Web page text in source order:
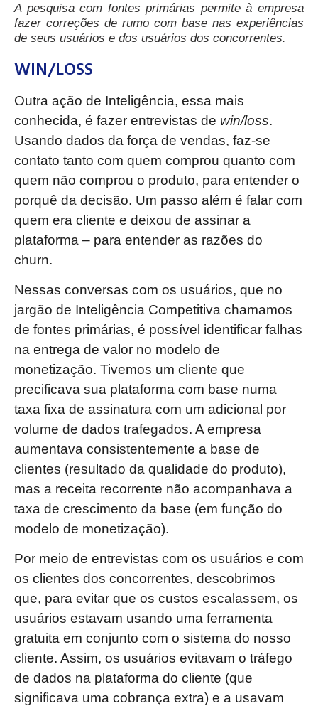
A pesquisa com fontes primárias permite à empresa
fazer correções de rumo com base nas experiências
de seus usuários e dos usuários dos concorrentes.
WIN/LOSS
Outra ação de Inteligência, essa mais
conhecida, é fazer entrevistas de win/loss.
Usando dados da força de vendas, faz-se
contato tanto com quem comprou quanto com
quem não comprou o produto, para entender o
porquê da decisão. Um passo além é falar com
quem era cliente e deixou de assinar a
plataforma – para entender as razões do
churn.
Nessas conversas com os usuários, que no
jargão de Inteligência Competitiva chamamos
de fontes primárias, é possível identificar falhas
na entrega de valor no modelo de
monetização. Tivemos um cliente que
precificava sua plataforma com base numa
taxa fixa de assinatura com um adicional por
volume de dados trafegados. A empresa
aumentava consistentemente a base de
clientes (resultado da qualidade do produto),
mas a receita recorrente não acompanhava a
taxa de crescimento da base (em função do
modelo de monetização).
Por meio de entrevistas com os usuários e com
os clientes dos concorrentes, descobrimos
que, para evitar que os custos escalassem, os
usuários estavam usando uma ferramenta
gratuita em conjunto com o sistema do nosso
cliente. Assim, os usuários evitavam o tráfego
de dados na plataforma do cliente (que
significava uma cobrança extra) e a usavam